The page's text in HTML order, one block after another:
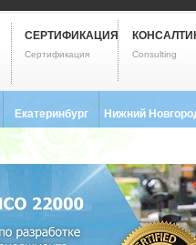
СЕРТИФИКАЦИЯ
Сертификация Consulting
Екатеринбург
8 (343) 237-2593
Нижний